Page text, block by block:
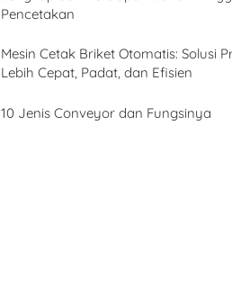
Pencetakan
Mesin Cetak Briket Otomatis: Solusi
Lebih Cepat, Padat, dan Efisien
10 Jenis Conveyor dan Fungsinya